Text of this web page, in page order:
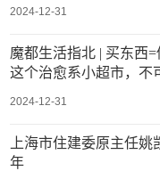
2024-12-31
魔都生活指北 | 买东西
这个治愈系小超市，不
2024-12-31
上海市住建委原主任姚
年